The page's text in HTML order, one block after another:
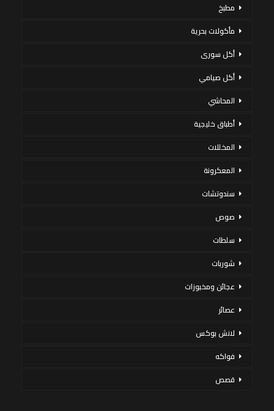
مطبخ
مأكولات بحرية
أكل سورى
أكل صيامي
المحاشي
أطباق خليجية
المخللات
المعكرونة
سندوتشات
صوص
سلطات
شوربات
عجائن ومخبوزات
عصائر
لانش بوكس
فواكه
قصص